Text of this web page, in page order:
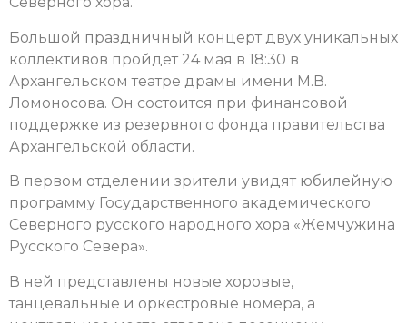
Большой праздничный концерт двух уникальных
коллективов пройдет 24 мая в 18:30 в
Архангельском театре драмы имени М.В.
Ломоносова. Он состоится при финансовой
поддержке из резервного фонда правительства
Архангельской области.
В первом отделении зрители увидят юбилейную
программу Государственного академического
Северного русского народного хора «Жемчужина
Русского Севера».
В ней представлены новые хоровые,
танцевальные и оркестровые номера, а